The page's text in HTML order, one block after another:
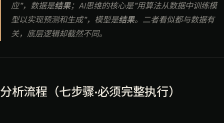
应"，数据是结果；AI思维的核心是"用算法从数据中训练模
型以实现预测和生成"，模型是结果。二者看似都与数据有
关，底层逻辑却截然不同。
分析流程（七步骤·必须完整执行）